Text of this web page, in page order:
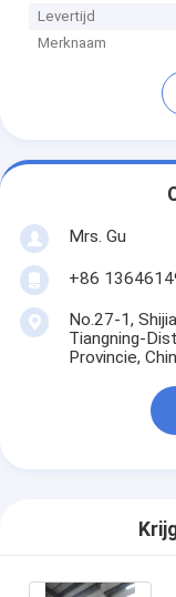
Levertijd
Merknaam
Mrs. Gu
+86
No.27-1,
Tiangning-
Provincie,